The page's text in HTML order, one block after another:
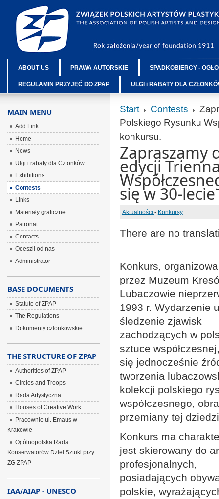
ABOUT US PRAWA AUTORSKIE SPADKOBIERCY -
REGULAMIN PRZYJĘĆ DO ZPAP ULGI i RABATY DLA
Start Contests
Polskiego Rysunku
konkursu.
Zapraszamy
edycji
się w 30-
Aktualności - Konkursy
There are no
Konkurs,
przez Muzeum
Lubaczowie
1993 r. Wydarzenie
śledzenie zjawisk
zachodzących w
sztuce
się jednocześnie
tworzenia
kolekcji polskiego
współczesnego,
przemiany tej
Konkurs ma
jest skierowany do
profesjonalnych,
posiadających
polskie,
MAIN MENU
Add Link
Home
News
Ulgi i rabaty dla Członków
Exhibitions
Contests
Links
Materiały graficzne
Patronat
Contacts
Odeszli od nas
Administrator
BASE DOCUMENTS
Statute of ZPAP
The Regulations
Dokumenty członkowskie
THE STRUCTURE OF ZPAP
Authorities of ZPAP
Circles and Troops
Rada Artystyczna
Houses of Creative Work
Pracownie ul. Emaus w
Krakowie
Ogólnopolska Rada
Konserwatorów Dzieł Sztuki przy
ZG ZPAP
IAA/AIAP - UNESCO